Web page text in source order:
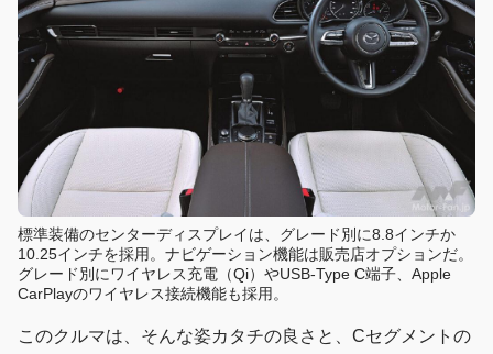
標準装備のセンターディスプレイは、グレード別に8.8インチか
10.25インチを採用。ナビゲーション機能は販売店オプションだ。
グレード別にワイヤレス充電（Qi）やUSB-Type C端子、Apple
CarPlayのワイヤレス接続機能も採用。
このクルマは、そんな姿カタチの良さと、Cセグメントの